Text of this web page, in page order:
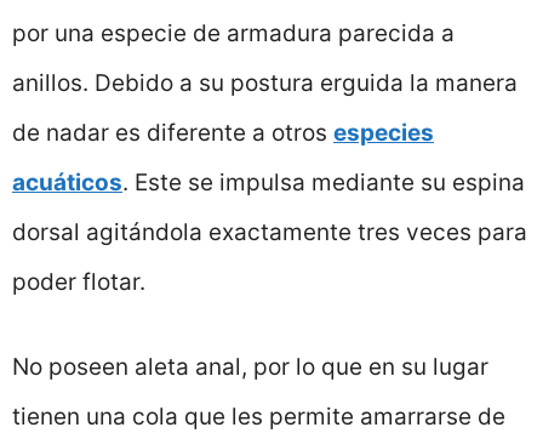
por una especie de armadura parecida a
anillos. Debido a su postura erguida la manera
de nadar es diferente a otros especies
acuáticos. Este se impulsa mediante su espina
dorsal agitándola exactamente tres veces para
poder flotar.
No poseen aleta anal, por lo que en su lugar
tienen una cola que les permite amarrarse de